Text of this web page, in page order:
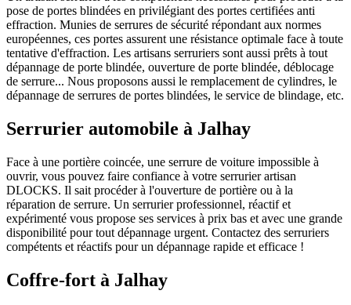
pose de portes blindées en privilégiant des portes certifiées anti
effraction. Munies de serrures de sécurité répondant aux normes
européennes, ces portes assurent une résistance optimale face à toute
tentative d'effraction. Les artisans serruriers sont aussi prêts à tout
dépannage de porte blindée, ouverture de porte blindée, déblocage
de serrure... Nous proposons aussi le remplacement de cylindres, le
dépannage de serrures de portes blindées, le service de blindage, etc.
Serrurier automobile à Jalhay
Face à une portière coincée, une serrure de voiture impossible à
ouvrir, vous pouvez faire confiance à votre serrurier artisan
DLOCKS. Il sait procéder à l'ouverture de portière ou à la
réparation de serrure. Un serrurier professionnel, réactif et
expérimenté vous propose ses services à prix bas et avec une grande
disponibilité pour tout dépannage urgent. Contactez des serruriers
compétents et réactifs pour un dépannage rapide et efficace !
Coffre-fort à Jalhay